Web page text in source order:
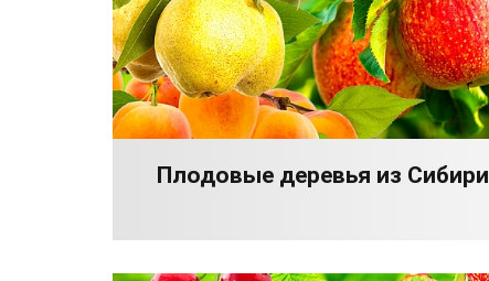
Плодовые деревья из Сибири